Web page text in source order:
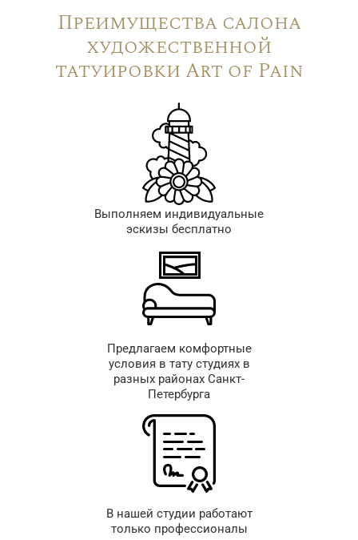
Преимущества салона
художественной
татуировки Art of Pain
Выполняем индивидуальные
эскизы бесплатно
Предлагаем комфортные
условия в тату студиях в
разных районах Санкт-
Петербурга
В нашей студии работают
только профессионалы